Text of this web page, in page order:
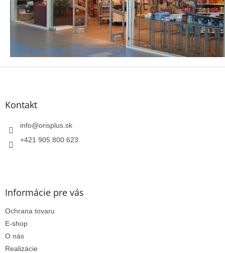
Z
Kontakt
info@orisplus.sk
+421 905 800 623
Informácie pre vás
Ochrana tovaru
E-shop
O nás
Realizácie